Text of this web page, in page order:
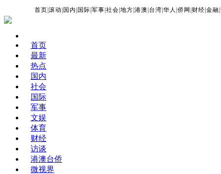
首页 |滚动 国内 国际 |军事 |社会 |地方 |港澳 台湾 |华人 |侨网 财经 |金融 |
首页
最新
热点
国内
社会
国际
军事
文娱
体育
财经
访谈
港澳台侨
微视界